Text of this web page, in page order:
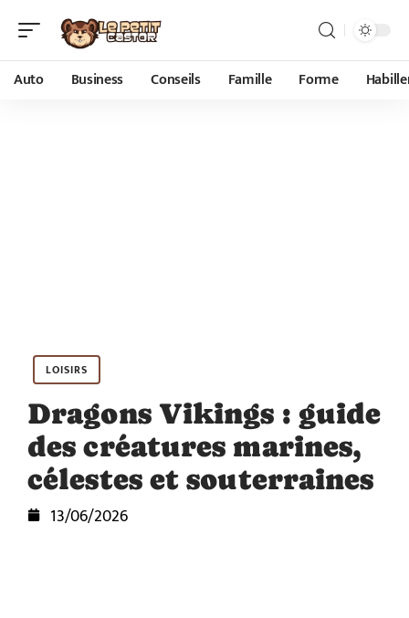
Auto Business Conseils Famille Forme
LOISIRS
Dragons Vikings : guide
des créatures marines,
célestes et souterraines
13/06/2026